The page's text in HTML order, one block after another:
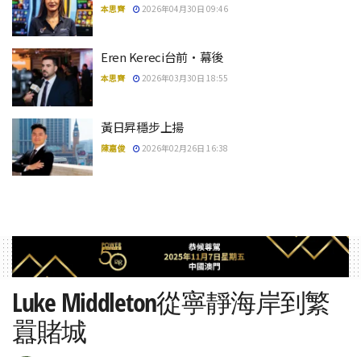
本思齊 2026年04月30日 09:46
Eren Kereci台前·幕後
本思齊 2026年03月30日 18:55
黃日昇穩步上揚
陳嘉俊 2026年02月26日 16:38
Luke Middleton從寧靜海岸到繁
囂賭城